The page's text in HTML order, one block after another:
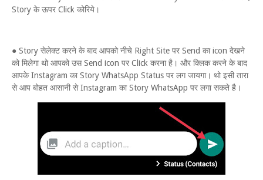
Story के ऊपर Click कोरिये।
● Story सेलेक्ट करने के बाद आपको नीचे Right Site पर Send का icon देखने
को मिलेगा थो आपको उस Send icon पर Click करना है। और क्लिक करने के बाद
आपके Instagram का Story WhatsApp Status पर लग जायगा। थो इसी तारा
से आप बोहत आसानी से Instagram का Story WhatsApp पर लगा सकते है।